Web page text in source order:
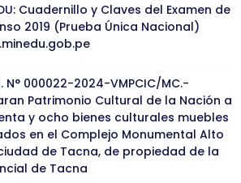
Cuadernillo y Claves del Examen de
2019 (Prueba Única Nacional)
N° 000022-2024-VMPCIC/MC.-
Patrimonio Cultural de la Nación a
y ocho bienes culturales muebles
en el Complejo Monumental Alto
de Tacna, de propiedad de la
de Tacna